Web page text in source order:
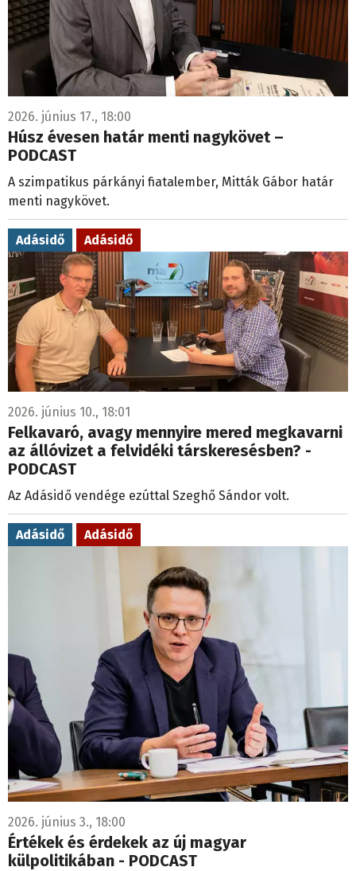
2026. június 17., 18:00
Húsz évesen határ menti nagykövet –
PODCAST
A szimpatikus párkányi fiatalember, Mitták Gábor határ
menti nagykövet.
Adásidő Adásidő
2026. június 10., 18:01
Felkavaró, avagy mennyire mered megkavarni
az állóvizet a felvidéki társkeresésben? -
PODCAST
Az Adásidő vendége ezúttal Szeghő Sándor volt.
Adásidő Adásidő
2026. június 3., 18:00
Értékek és érdekek az új magyar
külpolitikában - PODCAST